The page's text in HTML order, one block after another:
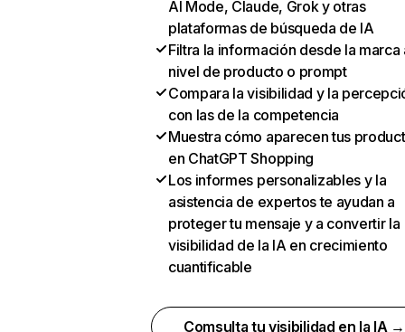
AI Mode, Claude, Grok y otras
plataformas de búsqueda de IA
Filtra la información desde la marca
nivel de producto o prompt
Compara la visibilidad y la
con las de la competencia
Muestra cómo aparecen tus
en ChatGPT Shopping
Los informes personalizables y la
asistencia de expertos te ayudan a
proteger tu mensaje y a convertir la
visibilidad de la IA en crecimiento
cuantificable
Comsulta tu visibilidad en la IA →